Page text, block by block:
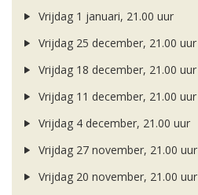
Vrijdag 1 januari, 21.00 uur
Vrijdag 25 december, 21.00 uur
Vrijdag 18 december, 21.00 uur
Vrijdag 11 december, 21.00 uur
Vrijdag 4 december, 21.00 uur
Vrijdag 27 november, 21.00 uur
Vrijdag 20 november, 21.00 uur